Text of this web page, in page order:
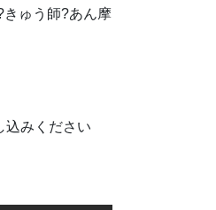
きゅう師?あん摩
込みください